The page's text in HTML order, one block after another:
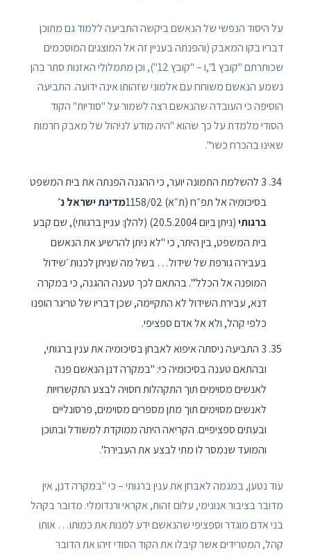
על היסוד הנפשי של הנאשם ביקשה התביעה ללמוד גם מתוכן
דבריו בקו המאבק (והפנתה בעניין זה אל המוצגים המוסכמים
שכותרתם "קובץ 1",ו – "קובץ 12"), וכן מתמלולי האזנות סתר בהן
נשמע הנאשם משוחח עם אלמוני שזהותו אינה ידועה. התביעה
הוסיפה כי העובדה שהנאשם רצה לשמור על "סודיות" הקוד
הסודי מלמדת על כך שהוא "היה מודע לניהול של מאבק חרמות
שאינו בהכרח כשר".
3 להשלמת התמונה יוער, כי ההגנה הפנתה את בית המשפט
בסיכומיה אל תפ״ח (ת״א) 1158/02
מדינת ישראל נ׳
ברגותי
(ניתן ביום 20.5.2004) (להלן: עניין ברגותי), שם קבע
בית המשפט, בין היתר, כי "לא ניתן להרשיע את הנאשם
בעבירה גורפת של שידול… בשל מה שניתן לכנות ׳שידול
המופנה אל הכלל׳". בהתאם לכך טענה ההגנה, כי במקרה
דנא, עבירת השידול לא התקיימה, שכן דבריו של טריגר הופנו
כלפי קהל, ולא אל אדם ספציפי.
3 התביעה ניסתה איפוא לאבחן בסיכומיה את ענין ברגותי,
ובהתאם טענה בסיכומיה כי: "במקרה דנן הנאשם פנה
לאנשים מסוימים תוך התקהלות חסויה לבצע התקשרויות
לאנשים מסוימים תוך מתן מספרים מסוימים, פרסונליים
ובעתים ספציפיים. הקריאה היתה ממוקדת למשודל ובתוכן
והמועד שנמסר לו מתי לבצע את העבירה".
עוד נטען, במגמה לאבחן את ענין ברגותי – כי "במקרה דנן, אין
מדובר בציבור אנונימי, עלום זהות, אקראי ורנדומלי. מדובר בקהל
בני אדם מוגדר וספציפי שהנאשם ידע למנות את כמותו… אותו
קהל, המטרידים אשר קיבלו את הקוד הסודי זיהו את הדובר